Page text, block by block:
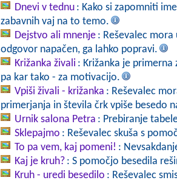
Dnevi v tednu : Kako si zapomniti
zabavnih vaj na to temo.
Dejstvo ali mnenje : Reševalec
odgovor napačen, ga lahko popravi.
Križanka živali : Križanka je
pa kar tako - za motivacijo.
Vpiši živali - križanka : Reševalec
primerjanja in števila črk vpiše besedo
Urnik salona Petra : Prebiranje
Sklepajmo : Reševalec skuša s
To pa vem, kaj pomeni! :
Kaj je kruh? : S pomočjo besedila
Kruh - uredi besedilo : Reševalec